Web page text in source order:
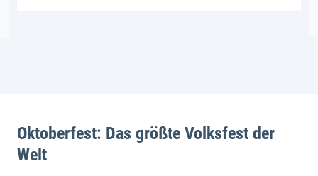
Oktoberfest: Das größte Volksfest der
Welt